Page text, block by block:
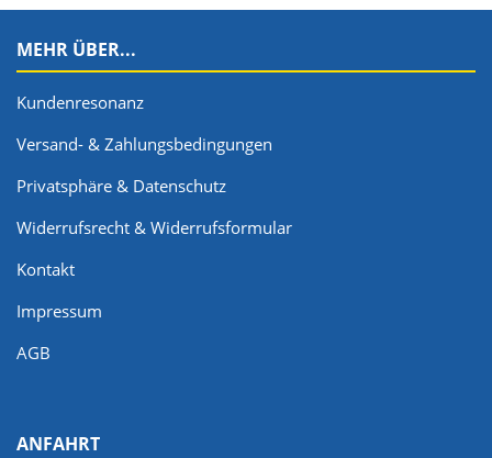
MEHR ÜBER...
Kundenresonanz
Versand- & Zahlungsbedingungen
Privatsphäre & Datenschutz
Widerrufsrecht & Widerrufsformular
Kontakt
Impressum
AGB
ANFAHRT